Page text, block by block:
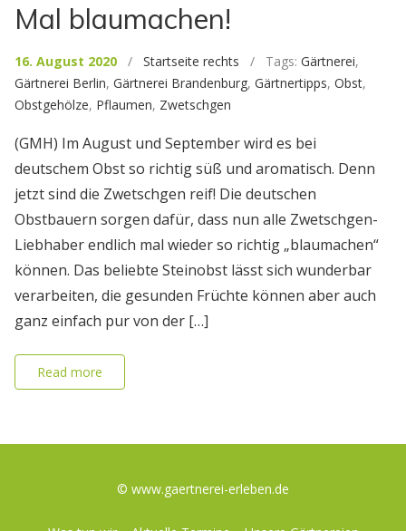
Mal blaumachen!
16. August 2020 / Startseite rechts / Tags: Gärtnerei,
Gärtnerei Berlin, Gärtnerei Brandenburg, Gärtnertipps, Obst,
Obstgehölze, Pflaumen, Zwetschgen
(GMH) Im August und September wird es bei
deutschem Obst so richtig süß und aromatisch. Denn
jetzt sind die Zwetschgen reif! Die deutschen
Obstbauern sorgen dafür, dass nun alle Zwetschgen-
Liebhaber endlich mal wieder so richtig „blaumachen“
können. Das beliebte Steinobst lässt sich wunderbar
verarbeiten, die gesunden Früchte können aber auch
ganz einfach pur von der […]
Read more
© www.gaertnerei-erleben.de